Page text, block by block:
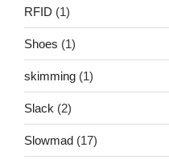
RFID (1)
Shoes (1)
skimming (1)
Slack (2)
Slowmad (17)